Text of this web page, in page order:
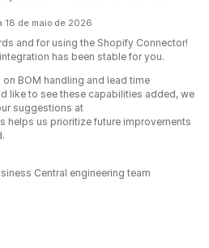
18 de maio de 2026
and for using the Shopify Connector!
has been stable for you.
BOM handling and lead time
like to see these capabilities added, we
suggestions at
helps us prioritize future improvements
Central engineering team